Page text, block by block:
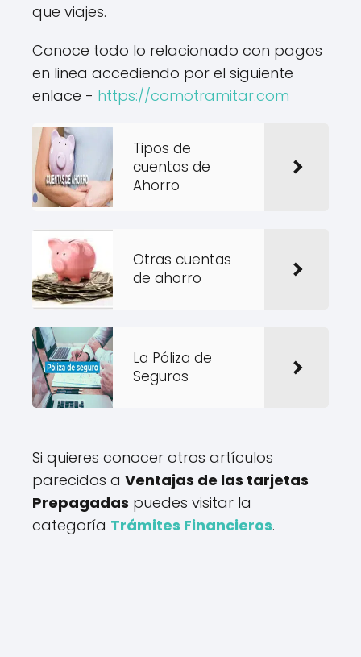
que viajes.
Conoce todo lo relacionado con pagos
en linea accediendo por el siguiente
enlace - https://comotramitar.com
Tipos de
cuentas de
Ahorro
Otras cuentas
de ahorro
La Póliza de
Seguros
Si quieres conocer otros artículos
parecidos a Ventajas de las tarjetas
Prepagadas puedes visitar la
categoría Trámites Financieros.